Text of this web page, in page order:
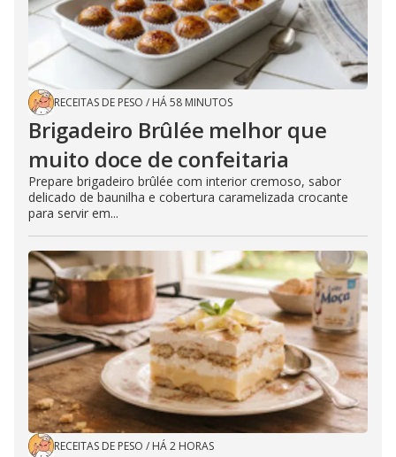
RECEITAS DE PESO / HÁ 58 MINUTOS
Brigadeiro Brûlée melhor que
muito doce de confeitaria
Prepare brigadeiro brûlée com interior cremoso, sabor
delicado de baunilha e cobertura caramelizada crocante
para servir em...
RECEITAS DE PESO / HÁ 2 HORAS